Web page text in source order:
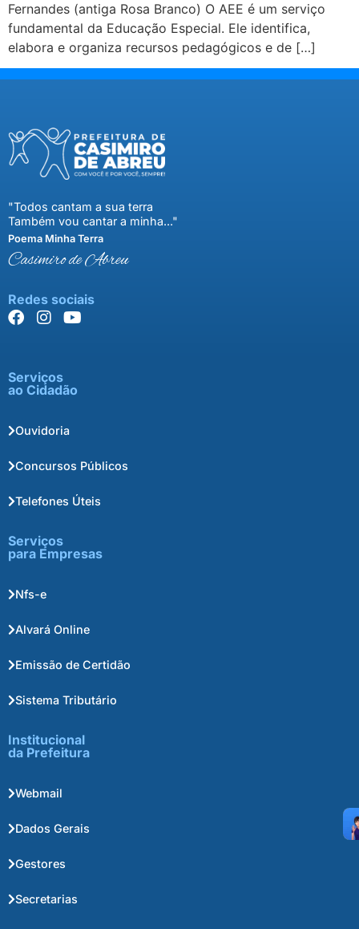
Fernandes (antiga Rosa Branco) O AEE é um serviço
fundamental da Educação Especial. Ele identifica,
elabora e organiza recursos pedagógicos e de […]
"Todos cantam a sua terra
Também vou cantar a minha..."
Poema Minha Terra
Casimiro de Abreu
Redes sociais
Serviços
ao Cidadão
Ouvidoria
Concursos Públicos
Telefones Úteis
Serviços
para Empresas
Nfs-e
Alvará Online
Emissão de Certidão
Sistema Tributário
Institucional
da Prefeitura
Webmail
Dados Gerais
Gestores
Secretarias